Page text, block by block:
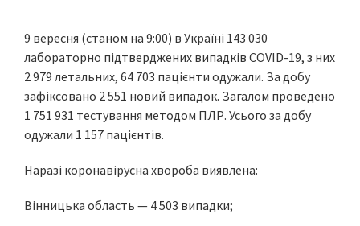
9 вересня (станом на 9:00) в Україні 143 030
лабораторно підтверджених випадків COVID-19, з них
2 979 летальних, 64 703 пацієнти одужали. За добу
зафіксовано 2 551 новий випадок. Загалом проведено
1 751 931 тестування методом ПЛР. Усього за добу
одужали 1 157 пацієнтів.
Наразі коронавірусна хвороба виявлена:
Вінницька область — 4 503 випадки;